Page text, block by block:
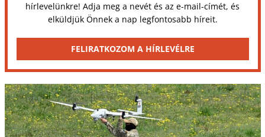
hírlevelünkre! Adja meg a nevét és az e-mail-címét, és
elküldjük Önnek a nap legfontosabb híreit.
FELIRATKOZOM A HÍRLEVÉLRE